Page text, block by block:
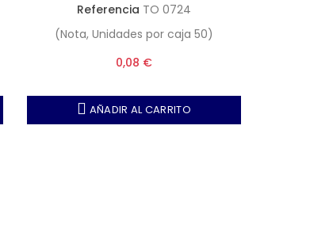
Referencia TO 0724
(Nota, Unidades por caja 50)
0,08 €
AÑADIR AL CARRITO